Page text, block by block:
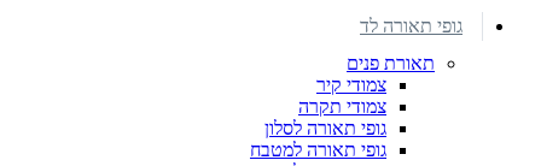
גופי תאורה לד
תאורת פנים
צמודי קיר
צמודי תקרה
גופי תאורה לסלון
גופי תאורה למטבח